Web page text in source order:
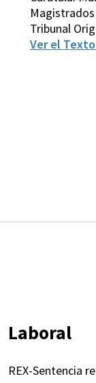
Tribunal
Ver el
Laboral
REX-Sentencia